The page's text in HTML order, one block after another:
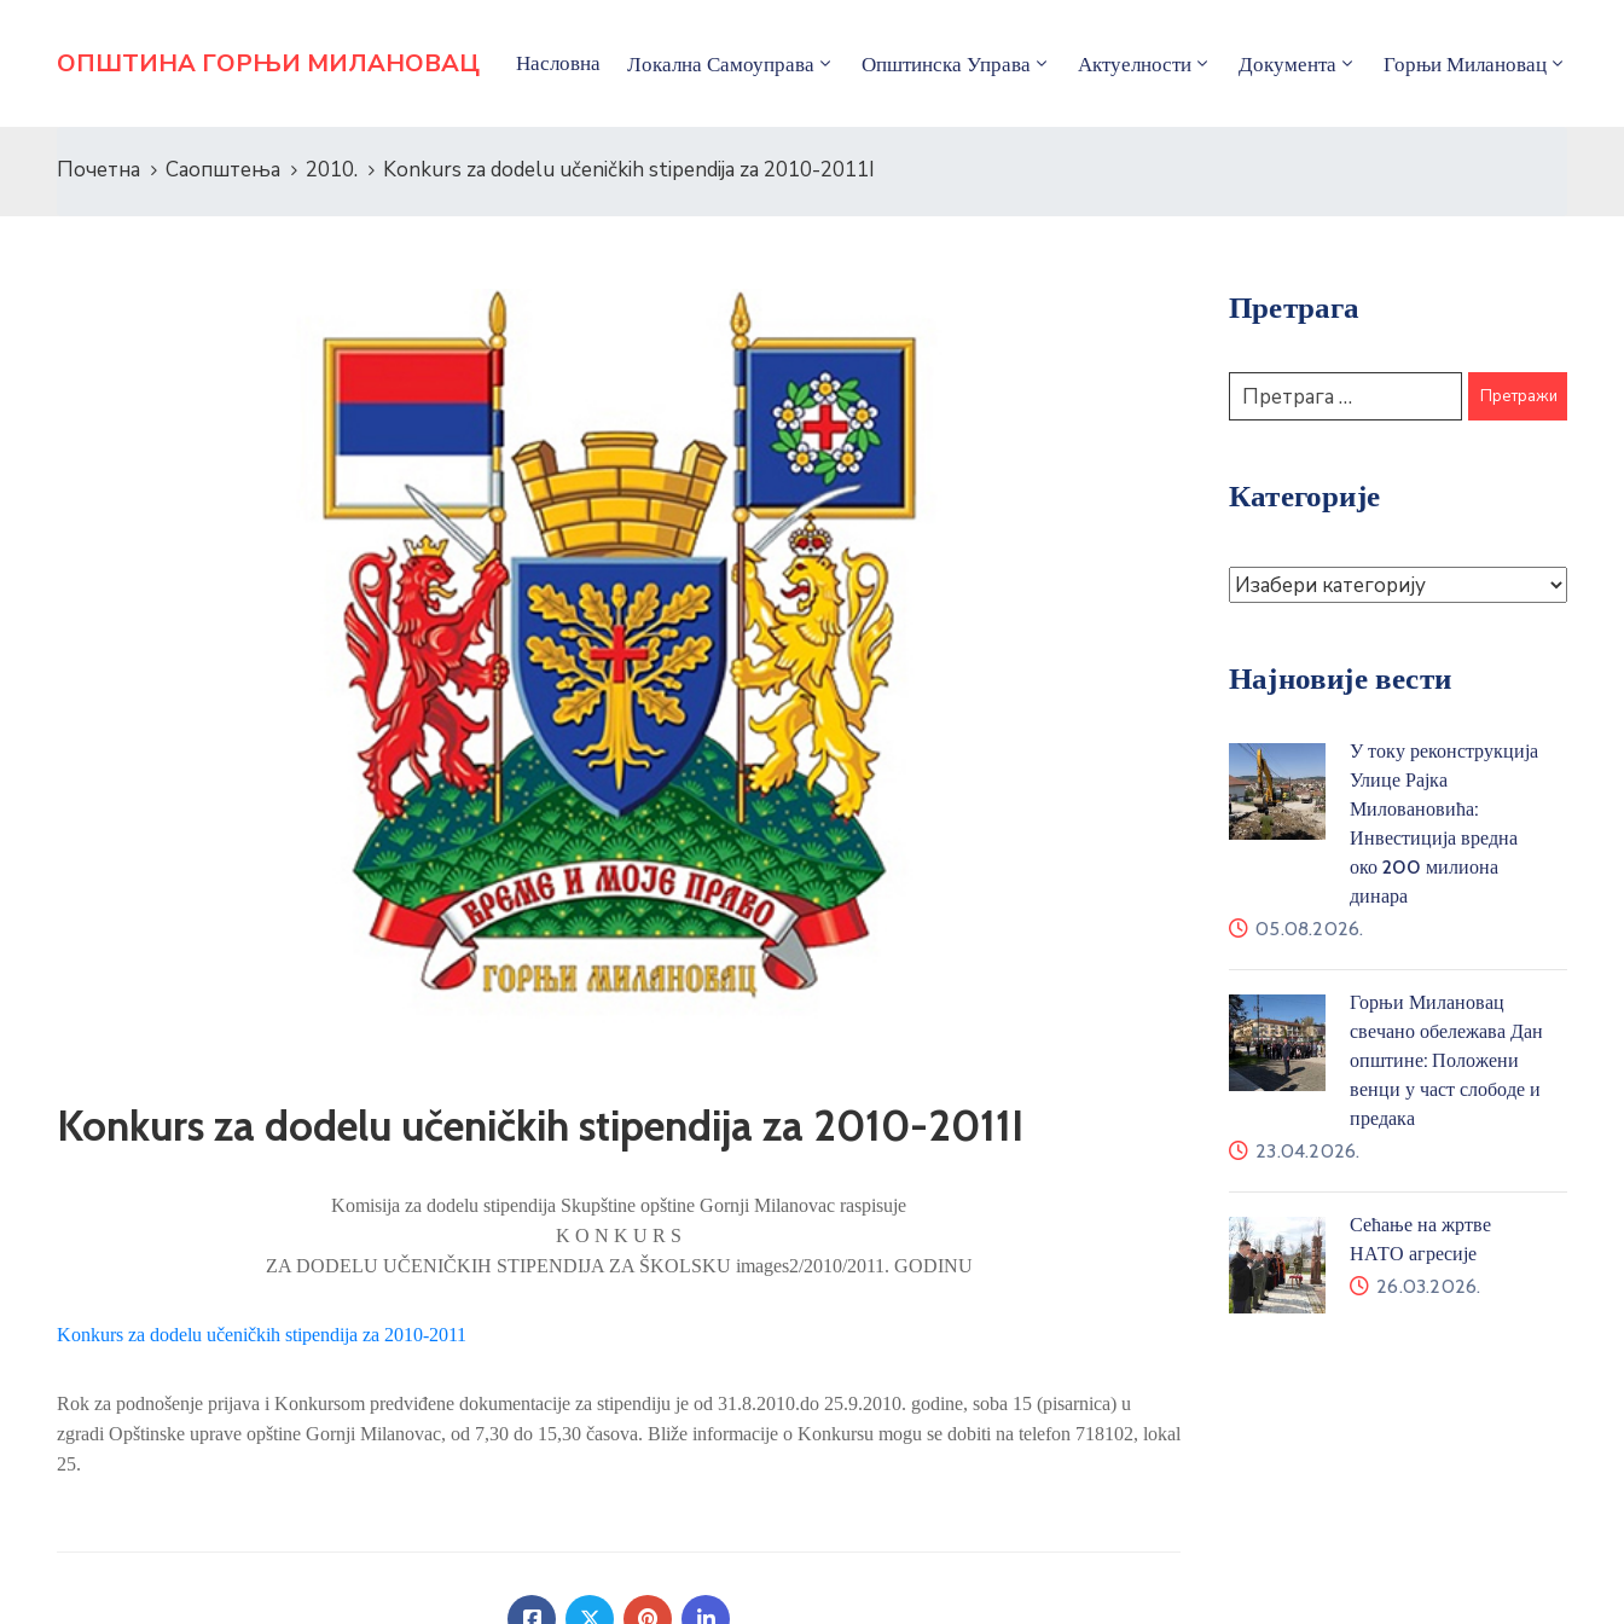
ОПШТИНА ГОРЊИ МИЛАНОВАЦ Насловна Локална Самоуправа Општинска Управа Актуелности Документа Горњи Милановац
Почетна Саопштења 2010. Konkurs za dodelu učeničkih stipendija za 2010-2011I
Konkurs za dodelu učeničkih stipendija za 2010-2011I
Komisija za dodelu stipendija Skupštine opštine Gornji Milanovac raspisuje
K O N K U R S
ZA DODELU UČENIČKIH STIPENDIJA ZA ŠKOLSKU images2/2010/2011. GODINU
Konkurs za dodelu učeničkih stipendija za 2010-2011
Rok za podnošenje prijava i Konkursom predviđene dokumentacije za stipendiju je od 31.8.2010.do 25.9.2010. godine, soba 15 (pisarnica) u
zgradi Opštinske uprave opštine Gornji Milanovac, od 7,30 do 15,30 časova. Bliže informacije o Konkursu mogu se dobiti na telefon 718102, lokal
25.
Претрага
Категорије
Најновије вести
У току реконструкција
Улице Рајка
Миловановића:
Инвестиција вредна
око 200 милиона
динара
05.08.2026.
Горњи Милановац
свечано обележава Дан
општине: Положени
венци у част слободе и
предака
23.04.2026.
Сећање на жртве
НАТО агресије
26.03.2026.